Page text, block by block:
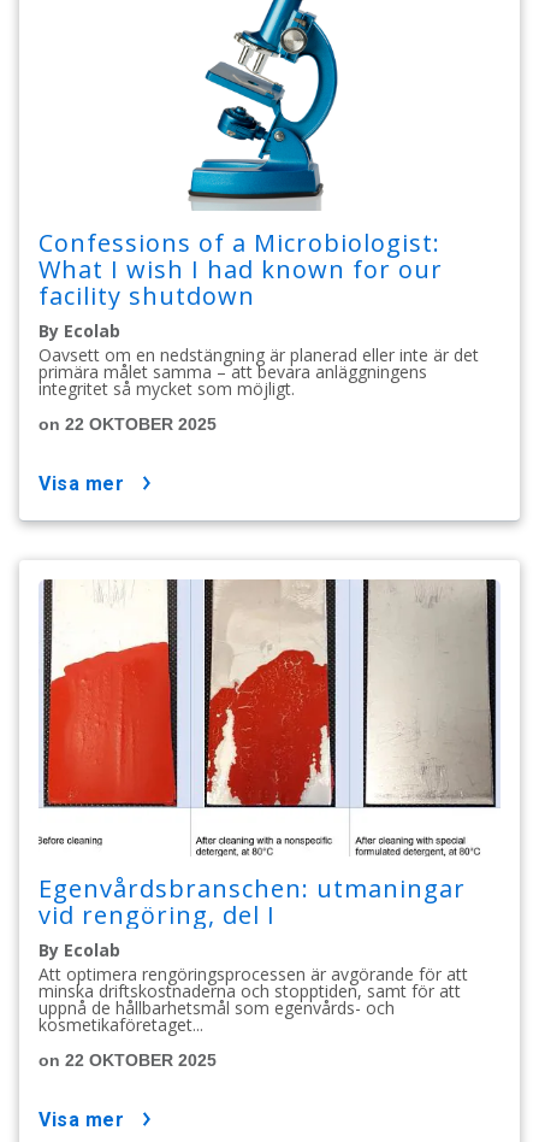
Confessions of a Microbiologist:
What I wish I had known for our
facility shutdown
By Ecolab
Oavsett om en nedstängning är planerad eller inte är det
primära målet samma – att bevara anläggningens
integritet så mycket som möjligt.
on 22 OKTOBER 2025
visa mer
Egenvårdsbranschen: utmaningar
vid rengöring, del I
By Ecolab
Att optimera rengöringsprocessen är avgörande för att
minska driftskostnaderna och stopptiden, samt för att
uppnå de hållbarhetsmål som egenvårds- och
kosmetikaföretaget...
on 22 OKTOBER 2025
visa mer